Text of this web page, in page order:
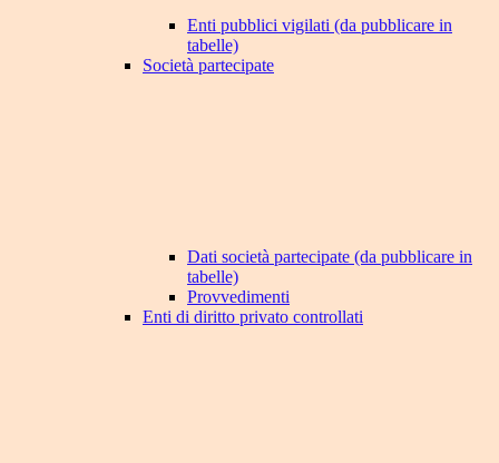
Enti pubblici vigilati (da pubblicare in
tabelle)
Società partecipate
Dati società partecipate (da pubblicare in
tabelle)
Provvedimenti
Enti di diritto privato controllati